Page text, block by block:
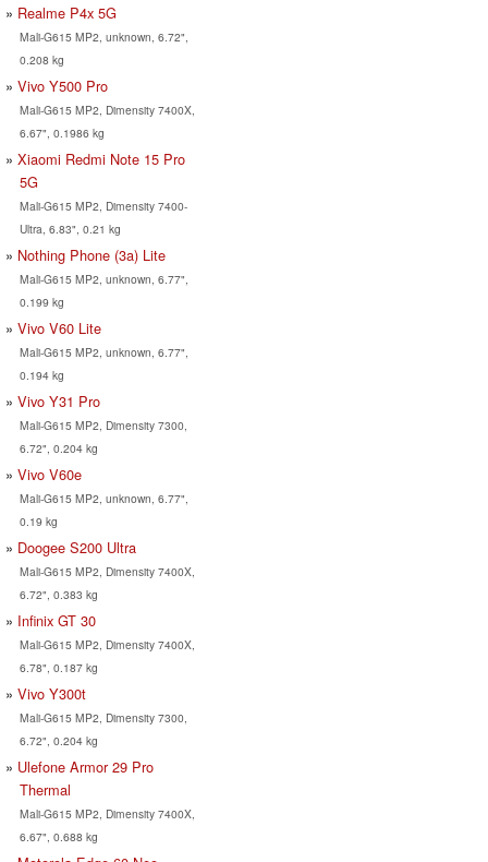
Realme P4x 5G
Mali-G615 MP2, unknown, 6.72",
0.208 kg
Vivo Y500 Pro
Mali-G615 MP2, Dimensity 7400X,
6.67", 0.1986 kg
Xiaomi Redmi Note 15 Pro
5G
Mali-G615 MP2, Dimensity 7400-
Ultra, 6.83", 0.21 kg
Nothing Phone (3a) Lite
Mali-G615 MP2, unknown, 6.77",
0.199 kg
Vivo V60 Lite
Mali-G615 MP2, unknown, 6.77",
0.194 kg
Vivo Y31 Pro
Mali-G615 MP2, Dimensity 7300,
6.72", 0.204 kg
Vivo V60e
Mali-G615 MP2, unknown, 6.77",
0.19 kg
Doogee S200 Ultra
Mali-G615 MP2, Dimensity 7400X,
6.72", 0.383 kg
Infinix GT 30
Mali-G615 MP2, Dimensity 7400X,
6.78", 0.187 kg
Vivo Y300t
Mali-G615 MP2, Dimensity 7300,
6.72", 0.204 kg
Ulefone Armor 29 Pro
Thermal
Mali-G615 MP2, Dimensity 7400X,
6.67", 0.688 kg